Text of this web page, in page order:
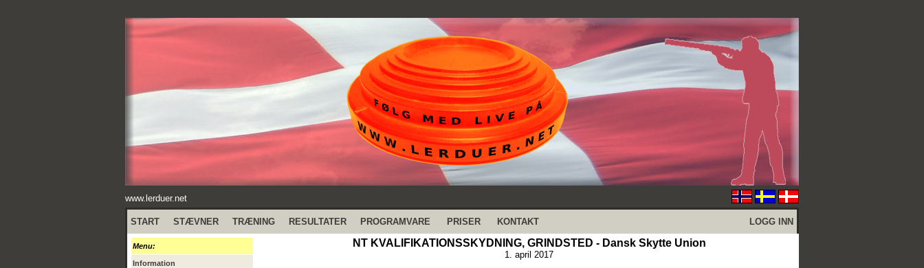
www.lerduer.net
START STÆVNER TRÆNING RESULTATER PROGRAMVARE PRISER KONTAKT LOGG INN
Menu:
Information
NT KVALIFIKATIONSSKYDNING, GRINDSTED - Dansk Skytte Union
1. april 2017